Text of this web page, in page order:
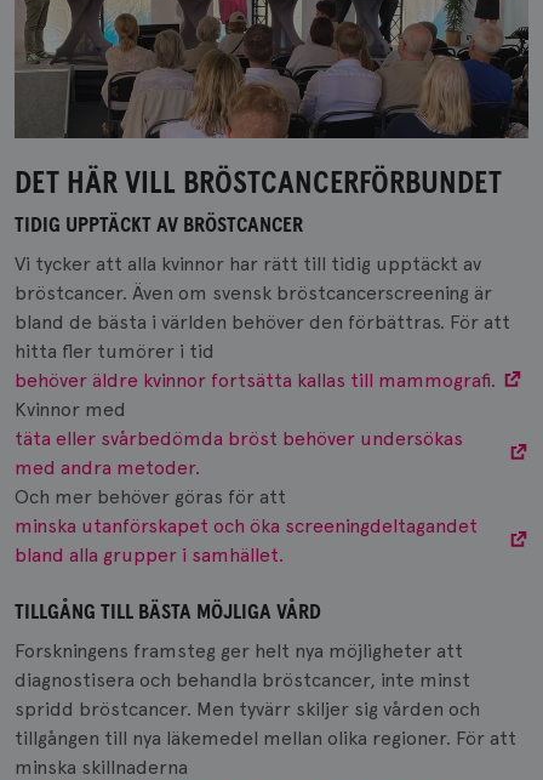
DET HÄR VILL BRÖSTCANCERFÖRBUNDET
TIDIG UPPTÄCKT AV BRÖSTCANCER
Vi tycker att alla kvinnor har rätt till tidig upptäckt av
bröstcancer. Även om svensk bröstcancerscreening är
bland de bästa i världen behöver den förbättras. För att
hitta fler tumörer i tid
behöver äldre kvinnor fortsätta kallas till mammografi.
Kvinnor med
täta eller svårbedömda bröst behöver undersökas
med andra metoder.
Och mer behöver göras för att
minska utanförskapet och öka screeningdeltagandet
bland alla grupper i samhället.
TILLGÅNG TILL BÄSTA MÖJLIGA VÅRD
Forskningens framsteg ger helt nya möjligheter att
diagnostisera och behandla bröstcancer, inte minst
spridd bröstcancer. Men tyvärr skiljer sig vården och
tillgången till nya läkemedel mellan olika regioner. För att
minska skillnaderna